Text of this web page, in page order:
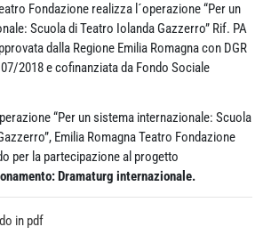
Fondazione realizza l´operazione “Per un
Scuola di Teatro Iolanda Gazzerro” Rif. PA
dalla Regione Emilia Romagna con DGR
2018 e cofinanziata da Fondo Sociale
“Per un sistema internazionale: Scuola
Emilia Romagna Teatro Fondazione
per la partecipazione al progetto
Dramaturg internazionale.
in pdf